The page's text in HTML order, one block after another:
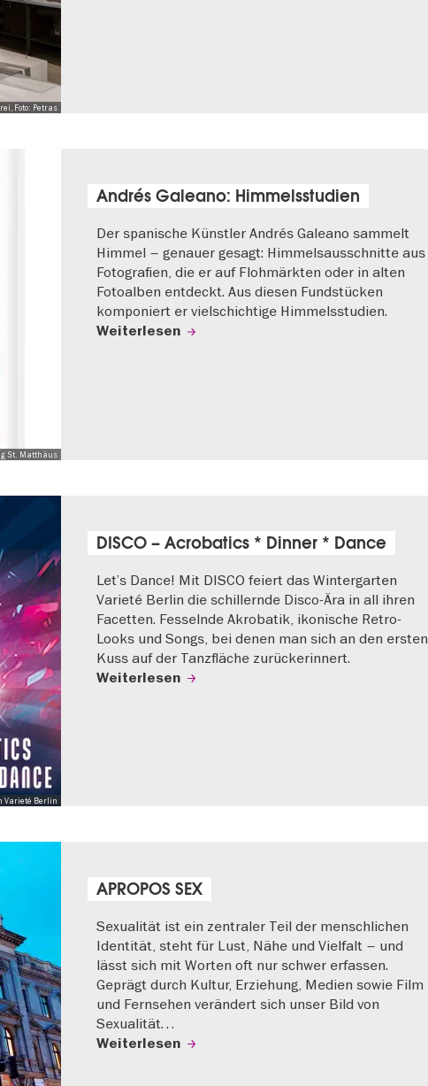
Foto: Petras
St. Matthäus
Andrés Galeano: Himmelsstudien
Der spanische Künstler Andrés Galeano sammelt
Himmel – genauer gesagt: Himmelsausschnitte aus
Fotografien, die er auf Flohmärkten oder in alten
Fotoalben entdeckt. Aus diesen Fundstücken
komponiert er vielschichtige Himmelsstudien.
Weiterlesen
Varieté Berlin
DISCO – Acrobatics * Dinner * Dance
Let’s Dance! Mit DISCO feiert das Wintergarten
Varieté Berlin die schillernde Disco-Ära in all ihren
Facetten. Fesselnde Akrobatik, ikonische Retro-
Looks und Songs, bei denen man sich an den ersten
Kuss auf der Tanzfläche zurückerinnert.
Weiterlesen
APROPOS SEX
Sexualität ist ein zentraler Teil der menschlichen
Identität, steht für Lust, Nähe und Vielfalt – und
lässt sich mit Worten oft nur schwer erfassen.
Geprägt durch Kultur, Erziehung, Medien sowie Film
und Fernsehen verändert sich unser Bild von
Sexualität…
Weiterlesen